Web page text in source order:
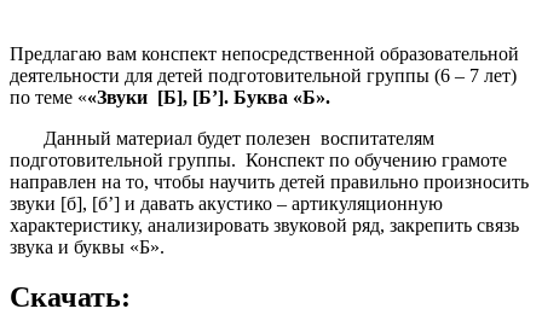
Предлагаю вам конспект непосредственной образовательной
деятельности для детей подготовительной группы (6 – 7 лет)
по теме ««Звуки [Б], [Б’]. Буква «Б».
Данный материал будет полезен воспитателям
подготовительной группы. Конспект по обучению грамоте
направлен на то, чтобы научить детей правильно произносить
звуки [б], [б’] и давать акустико – артикуляционную
характеристику, анализировать звуковой ряд, закрепить связь
звука и буквы «Б».
Скачать: